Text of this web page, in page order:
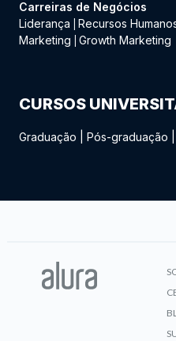
Carreiras de Negócios
Liderança
Recursos
Marketing
Growth Marketing
CURSOS
Graduação Pós-graduação